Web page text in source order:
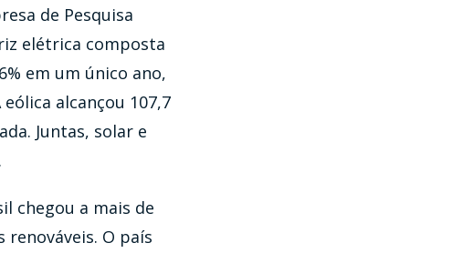
de Pesquisa
elétrica composta
em um único ano,
alcançou 107,7
Juntas, solar e
chegou a mais de
renováveis. O país